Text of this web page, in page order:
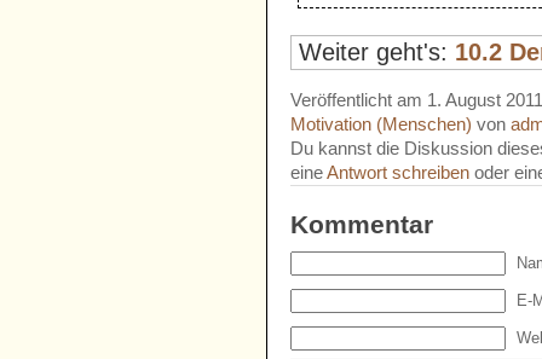
Weiter geht's: 10.2
Veröffentlicht am 1. August
Motivation (Menschen) von
Du kannst die Diskussion
eineAntwort schreiben oder
Kommentar
E-